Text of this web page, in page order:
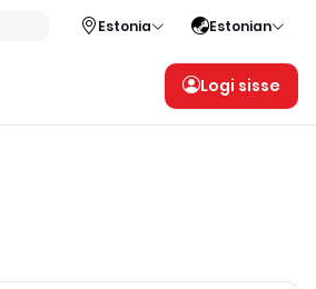
Estonia Estonian
Logi sisse